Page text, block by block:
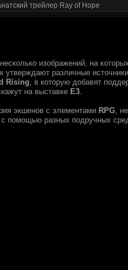
трейлер Ray of Hope
изображений, на
утверждают различные
Rising, в которую добавят
на выставке Е3.
экшенов с элементами RPG,
помощью разных подручных